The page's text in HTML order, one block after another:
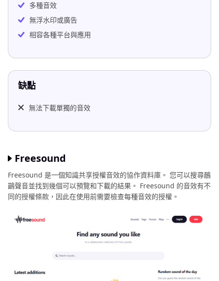
多種音效
無浮水印或廣告
相容各種平台與應用
缺點
無法下載單獨的音效
Freesound
Freesound 是一個知識共享授權音效的協作資料庫。 您可以搜尋鴯
鶓聲音並找到幾個可以預覽和下載的結果。 Freesound 的音效有不
同的授權條款，因此在使用前需要檢查每種音效的授權。